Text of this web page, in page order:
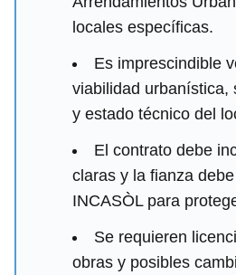
locales específicas.
Es imprescindible
viabilidad urbanística,
y estado técnico del
El contrato debe
claras y la fianza
INCASÒL para
Se requieren
obras y posibles